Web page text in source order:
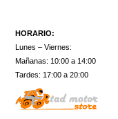
HORARIO:
Lunes – Viernes:
Mañanas: 10:00 a 14:00
Tardes: 17:00 a 20:00